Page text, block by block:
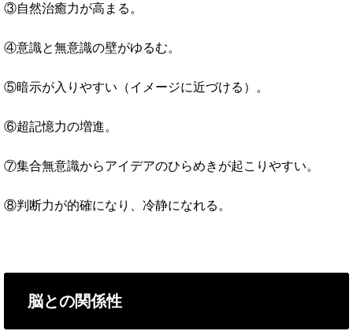
③自然治癒力が高まる。
④意識と無意識の壁がゆるむ。
⑤暗示が入りやすい（イメージに近づける）。
⑥超記憶力の増進。
⑦集合無意識からアイデアのひらめきが起こりやすい。
⑧判断力が的確になり、冷静になれる。
脳との関係性